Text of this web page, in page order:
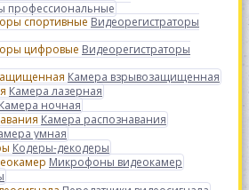
профессиональные
Видеорегистраторы
Видеорегистраторы
Камера взрывозащищенная
Камера лазерная
Камера ночная
Камера распознавания
умная
Кодеры-декодеры
Микрофоны видеокамер